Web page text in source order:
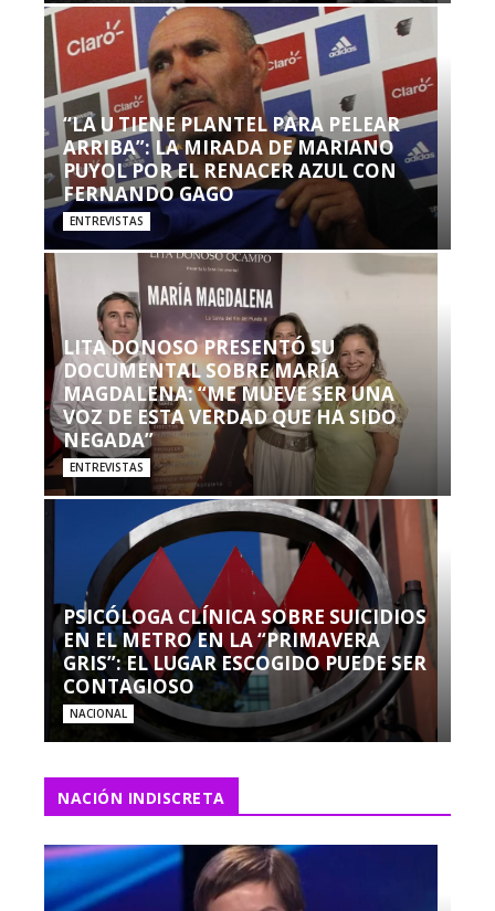
“LA U TIENE PLANTEL PARA PELEAR
ARRIBA”: LA MIRADA DE MARIANO
PUYOL POR EL RENACER AZUL CON
FERNANDO GAGO
ENTREVISTAS
LITA DONOSO PRESENTÓ SU
DOCUMENTAL SOBRE MARÍA
MAGDALENA: “ME MUEVE SER UNA
VOZ DE ESTA VERDAD QUE HA SIDO
NEGADA”
ENTREVISTAS
PSICÓLOGA CLÍNICA SOBRE SUICIDIOS
EN EL METRO EN LA “PRIMAVERA
GRIS”: EL LUGAR ESCOGIDO PUEDE SER
CONTAGIOSO
NACIONAL
NACIÓN INDISCRETA